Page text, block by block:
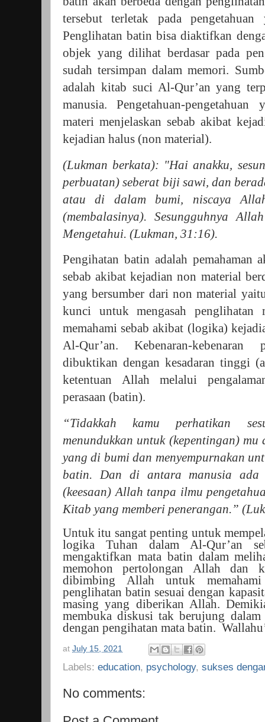
tersebut terletak pada
Penglihatan batin bisa diaktifkan
objek yang dilihat berdasar pada
sudah tersimpan dalam memori.
adalah kitab suci Al-Qur’an yang
manusia. Pengetahuan-
materi menjelaskan sebab akibat
kejadian halus (non material).
(Lukman berkata): "Hai anakku,
perbuatan) seberat biji sawi, dan
atau di dalam bumi, niscaya
(membalasinya). Sesungguhnya
Mengetahui. (Lukman, 31:16).
Pengihatan batin adalah pemahaman
sebab akibat kejadian non material
yang bersumber dari non material
kunci untuk mengasah penglihatan
memahami sebab akibat (logika)
Al-Qur’an. Kebenaran-
dibuktikan dengan kesadaran tinggi
ketentuan Allah melalui
perasaan (batin).
“Tidakkah kamu perhatikan
menundukkan untuk (kepentingan)
yang di bumi dan menyempurnakan
batin. Dan di antara manusia ada
(keesaan) Allah tanpa ilmu
Kitab yang memberi penerangan.”
Untuk itu sangat penting untuk
logika Tuhan dalam Al-Qur’an
mengaktifkan mata batin dalam
memohon pertolongan Allah dan
dibimbing Allah untuk
penglihatan batin sesuai dengan
masing yang diberikan Allah.
membuka diskusi tak berujung dalam
dengan pengihatan mata batin.
at July 15, 2021
Labels: education, psychology, sukses
No comments: